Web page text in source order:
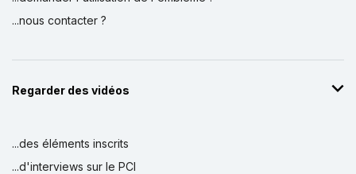
...nous contacter ?
Regarder des vidéos
...des éléments inscrits
...d'interviews sur le PCI